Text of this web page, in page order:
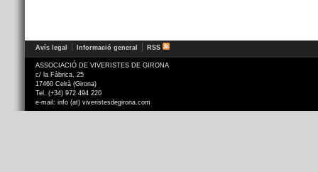
Avís legal Informació general RSS
ASSOCIACIÓ DE VIVERISTES DE GIRONA
c/ la Fàbrica, 25
17460 Celrà (Girona)
Tel. (+34) 972 494 220
e-mail: info (at) viveristesdegirona.com